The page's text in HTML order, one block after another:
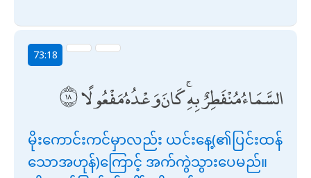
73:18
السَّمَاءُ مُنْفَطِرٌ بِهِ ۚ كَانَ وَعْدُهُ مَفْعُولًا
မိုးကောင်းကင်မှာလည်း ယင်းနေ့(၏ပြင်းထန်
သောအဟုန်)ကြောင့် အက်ကွဲသွားပေမည်။